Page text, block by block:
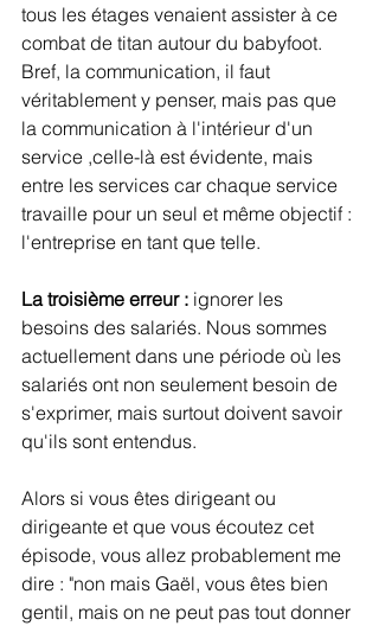
tous les étages venaient assister à ce
combat de titan autour du babyfoot.
Bref, la communication, il faut
véritablement y penser, mais pas que
la communication à l'intérieur d'un
service ,celle-là est évidente, mais
entre les services car chaque service
travaille pour un seul et même objectif :
l'entreprise en tant que telle.
La troisième erreur : ignorer les
besoins des salariés. Nous sommes
actuellement dans une période où les
salariés ont non seulement besoin de
s'exprimer, mais surtout doivent savoir
qu'ils sont entendus.
Alors si vous êtes dirigeant ou
dirigeante et que vous écoutez cet
épisode, vous allez probablement me
dire : "non mais Gaël, vous êtes bien
gentil, mais on ne peut pas tout donner